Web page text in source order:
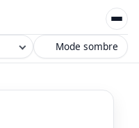
Mode sombre